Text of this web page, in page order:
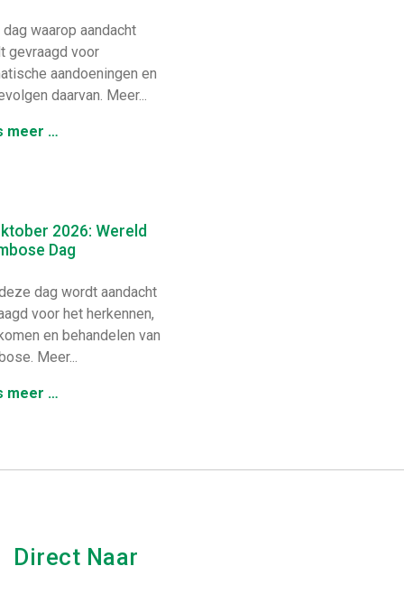
waarop aandacht
gevraagd voor
aandoeningen en
daarvan. Meer...
meer …
2026: Wereld
Dag
dag wordt aandacht
voor het herkennen,
en behandelen van
Meer...
meer …
Direct Naar